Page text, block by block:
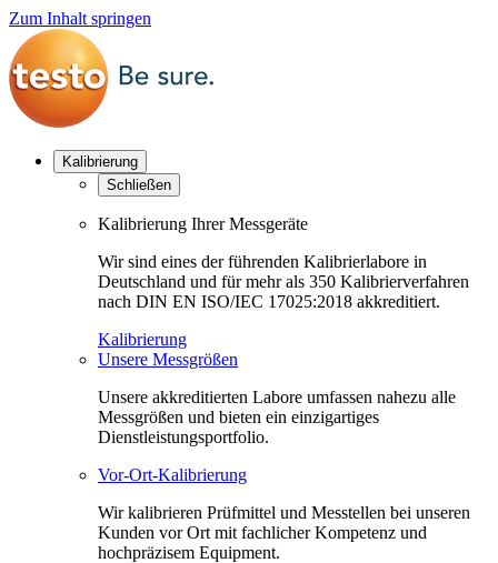
Zum Inhalt springen
Kalibrierung
Schließen
Kalibrierung Ihrer Messgeräte
Wir sind eines der führenden Kalibrierlabore in
Deutschland und für mehr als 350 Kalibrierverfahren
nach DIN EN ISO/IEC 17025:2018 akkreditiert.
Kalibrierung
Unsere Messgrößen
Unsere akkreditierten Labore umfassen nahezu alle
Messgrößen und bieten ein einzigartiges
Dienstleistungsportfolio.
Vor-Ort-Kalibrierung
Wir kalibrieren Prüfmittel und Messtellen bei unseren
Kunden vor Ort mit fachlicher Kompetenz und
hochpräzisem Equipment.